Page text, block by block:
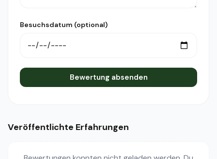
Besuchsdatum (optional)
Bewertung absenden
Veröffentlichte Erfahrungen